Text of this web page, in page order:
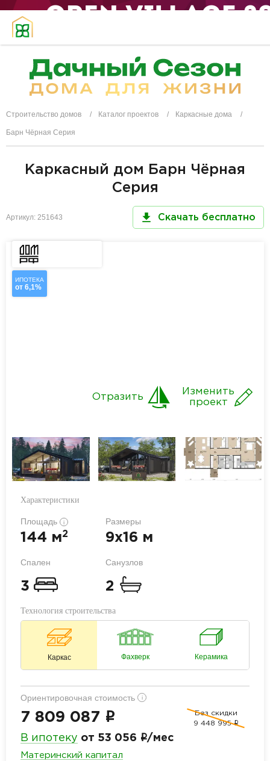
Строительство домов Каталог проектов Каркасные дома
Барн Чёрная Серия
Каркасный дом Барн Чёрная
Серия
Артикул: 251643 Скачать бесплатно
ИПОТЕКА
от 6,1%
Изменить
проект
Отразить
Характеристики
Площадь i
144 м2
Размеры
9x16 м
Спален
3
Санузлов
2
Технология строительства
Каркас Фахверк Керамика
Ориентировочная стоимость i
7 809 087 i
Без скидки
9 448 995 i
В ипотеку от 53 056 i/мес
Материнский капитал